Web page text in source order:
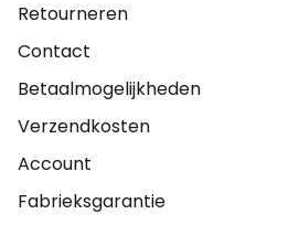
Retourneren
Contact
Betaalmogelijkheden
Verzendkosten
Account
Fabrieksgarantie